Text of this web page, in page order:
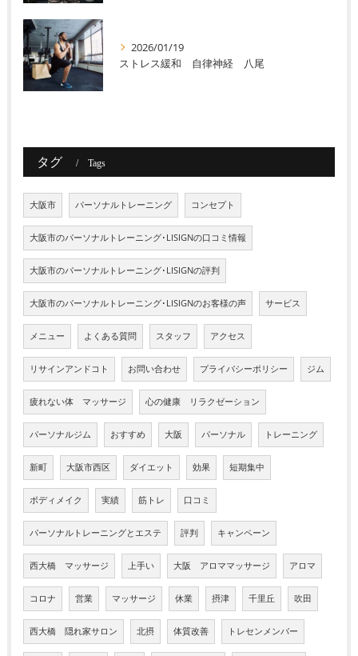
2026/01/19
ストレス緩和 自律神経 八尾
タグ Tags
大阪市 パーソナルトレーニング コンセプト
大阪市のパーソナルトレーニング･LISIGNの口コミ情報
大阪市のパーソナルトレーニング･LISIGNの評判
大阪市のパーソナルトレーニング･LISIGNのお客様の声 サービス
メニュー よくある質問 スタッフ アクセス
リサインアンドコト お問い合わせ プライバシーポリシー ジム
疲れない体 マッサージ 心の健康 リラクゼーション
パーソナルジム おすすめ 大阪 パーソナル トレーニング
新町 大阪市西区 ダイエット 効果 短期集中
ボディメイク 実績 筋トレ 口コミ
パーソナルトレーニングとエステ 評判 キャンペーン
西大橋 マッサージ 上手い 大阪 アロママッサージ アロマ
コロナ 営業 マッサージ 休業 摂津 千里丘 吹田
西大橋 隠れ家サロン 北摂 体質改善 トレセンメンバー